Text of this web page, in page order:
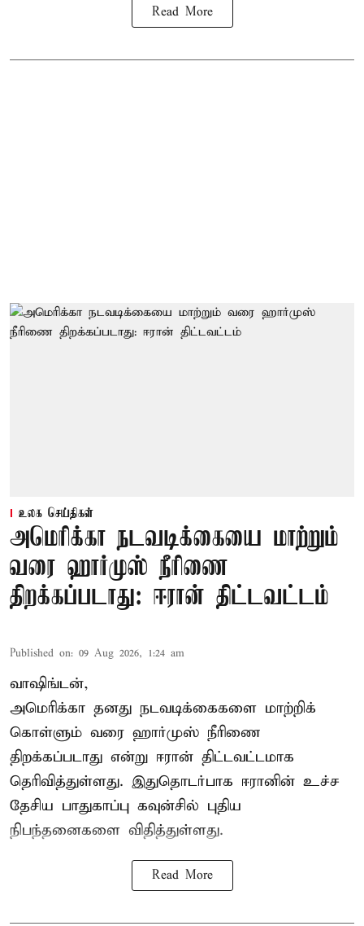
Read More
உலக செய்திகள்
அமெரிக்கா நடவடிக்கையை மாற்றும்
வரை ஹார்முஸ் நீரிணை
திறக்கப்படாது: ஈரான் திட்டவட்டம்
Published on: 09 Aug 2026, 1:24 am
வாஷிங்டன்,
அமெரிக்கா தனது நடவடிக்கைகளை மாற்றிக்
கொள்ளும் வரை ஹார்முஸ் நீரிணை
திறக்கப்படாது என்று ஈரான் திட்டவட்டமாக
தெரிவித்துள்ளது. இதுதொடர்பாக ஈரானின் உச்ச
தேசிய பாதுகாப்பு கவுன்சில் புதிய
நிபந்தனைகளை விதித்துள்ளது.
Read More